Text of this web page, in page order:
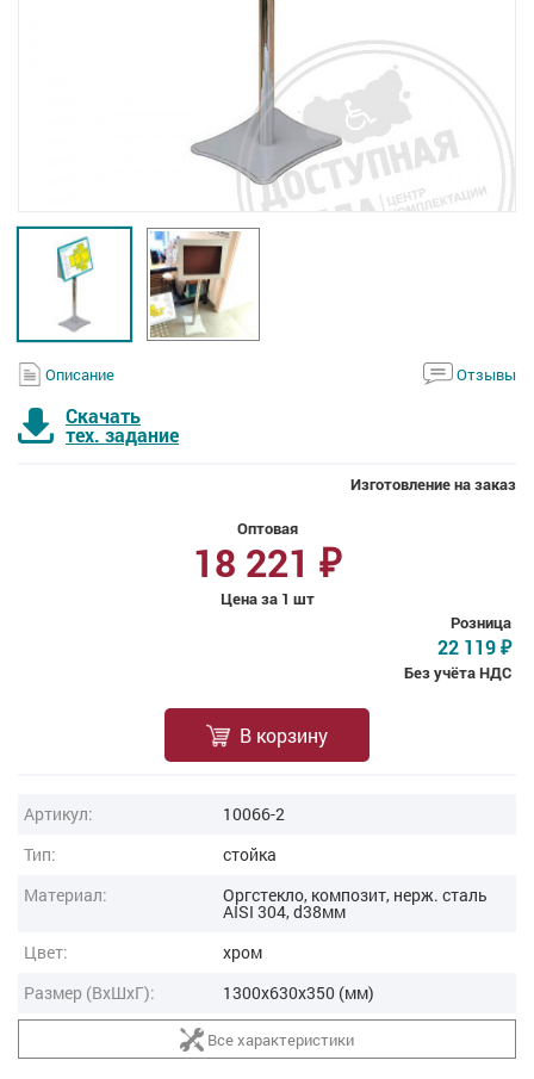
Описание Отзывы
Скачать
тех. задание
Изготовление на заказ
Оптовая
18 221 ₽
Цена за 1 шт
Розница
22 119 ₽
Без учёта НДС
В корзину
Артикул:
10066-2
Тип:
стойка
Материал:
Оргстекло, композит, нерж. сталь
AISI 304, d38мм
Цвет:
хром
Размер (ВxШxГ):
1300x630x350 (мм)
Все характеристики